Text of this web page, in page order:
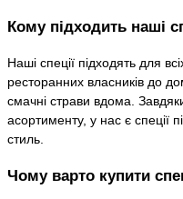
Кому підходить наші
Наші спеції підходять для
ресторанних власників до
смачні страви вдома.
асортименту, у нас є спеції
стиль.
Чому варто купити